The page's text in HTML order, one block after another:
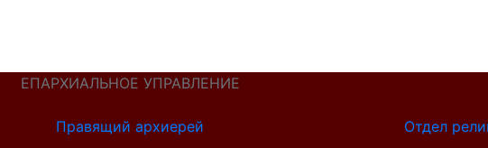
ЕПАРХИАЛЬНОЕ УПРАВЛЕНИЕ
Правящий архиерей Отдел